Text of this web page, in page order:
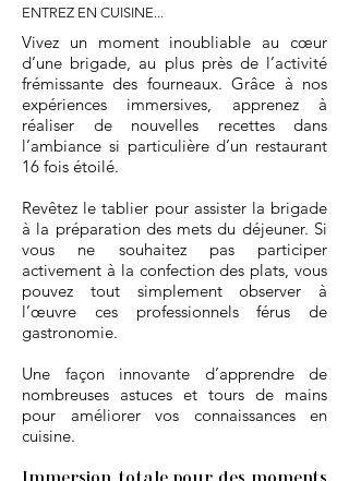
ENTREZ EN CUISINE...
Vivez un moment inoubliable au cœur
d’une brigade, au plus près de l’activité
frémissante des fourneaux. Grâce à nos
expériences immersives, apprenez à
réaliser de nouvelles recettes dans
l’ambiance si particulière d’un restaurant
16 fois étoilé.
​Revêtez le tablier pour assister la brigade
à la préparation des mets du déjeuner. Si
vous ne souhaitez pas participer
activement à la confection des plats, vous
pouvez tout simplement observer à
l’œuvre ces professionnels férus de
gastronomie.
Une façon innovante d’apprendre de
nombreuses astuces et tours de mains
pour améliorer vos connaissances en
cuisine.
Immersion totale pour des moments